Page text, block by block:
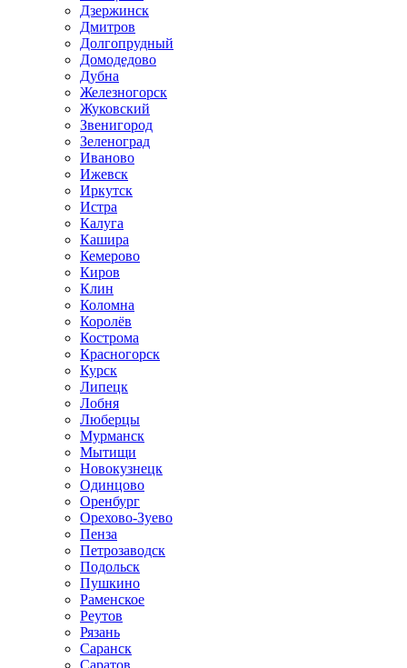
Дзержинск
Дмитров
Долгопрудный
Домодедово
Дубна
Железногорск
Жуковский
Звенигород
Зеленоград
Иваново
Ижевск
Иркутск
Истра
Калуга
Кашира
Кемерово
Киров
Клин
Коломна
Королёв
Кострома
Красногорск
Курск
Липецк
Лобня
Люберцы
Мурманск
Мытищи
Новокузнецк
Одинцово
Оренбург
Орехово-Зуево
Пенза
Петрозаводск
Подольск
Пушкино
Раменское
Реутов
Рязань
Саранск
Саратов